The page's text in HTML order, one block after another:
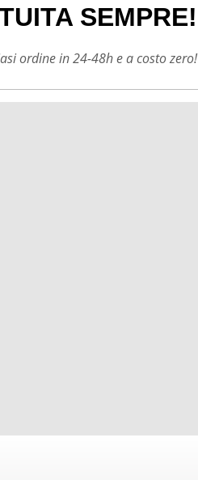
SEMPRE!
ordine in 24-48h e a costo zero!